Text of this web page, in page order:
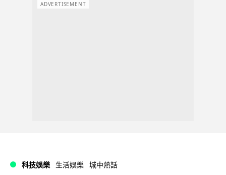
ADVERTISEMENT
科技娛樂 生活娛樂 城中熱話